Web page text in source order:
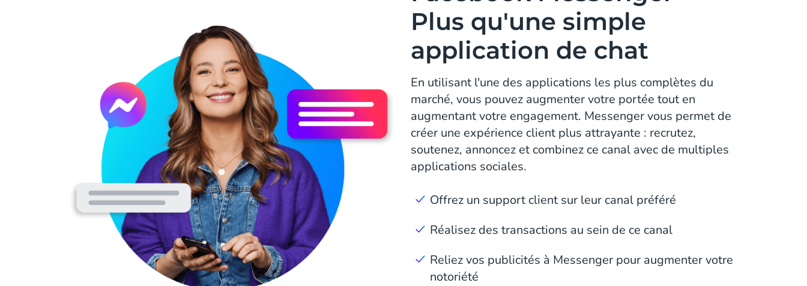
Plus qu'une simple
application de chat
En utilisant l'une des applications les plus complètes du
marché, vous pouvez augmenter votre portée tout en
augmentant votre engagement. Messenger vous permet de
créer une expérience client plus attrayante : recrutez,
soutenez, annoncez et combinez ce canal avec de multiples
applications sociales.
Offrez un support client sur leur canal préféré
Réalisez des transactions au sein de ce canal
Reliez vos publicités à Messenger pour augmenter votre
notoriété